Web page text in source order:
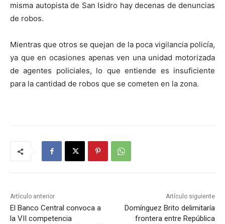
misma autopista de San Isidro hay decenas de denuncias
de robos.
Mientras que otros se quejan de la poca vigilancia policía,
ya que en ocasiones apenas ven una unidad motorizada
de agentes policiales, lo que entiende es insuficiente
para la cantidad de robos que se cometen en la zona.
Artículo anterior
El Banco Central convoca a
la VII competencia
Artículo siguiente
Domínguez Brito delimitaría
frontera entre República